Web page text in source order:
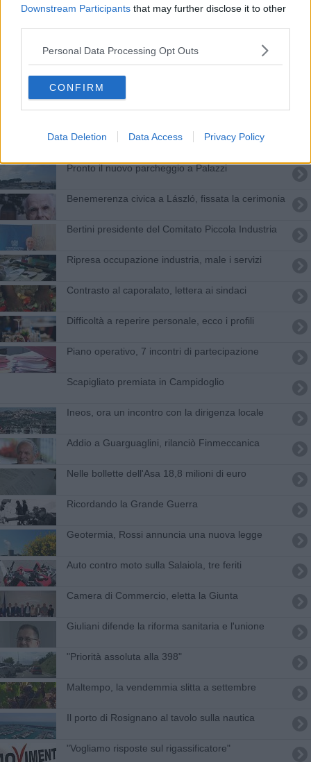
Downstream Participants that may further disclose it to other
Personal Data Processing Opt Outs
CONFIRM
Data Deletion Data Access Privacy Policy
La storia è custodita negli archivi
La Solvay sponsorizzerà il Sei Rose
Una task-force in Europa per la Smith di Saline
Le storie di Inoes e Solvay tra gli esempi toscani
​Pronto il nuovo parcheggio a Palazzi
Benemerenza civica a László, fissata la cerimonia
Bertini presidente del Comitato Piccola Industria
Ripresa occupazione industria, male i servizi
Contrasto al caporalato, lettera ai sindaci
Difficoltà a reperire personale, ecco i profili
Piano operativo, 7 incontri di partecipazione
Scapigliato premiata in Campidoglio
Ineos, ora un incontro con la dirigenza locale
Addio a Guarguaglini, rilanciò Finmeccanica
Nelle bollette dell'Asa 18,8 milioni di euro
Ricordando la Grande Guerra
Geotermia, Rossi annuncia una nuova legge
Auto contro moto sulla Salaiola, tre feriti
Camera di Commercio, eletta la Giunta
Giuliani difende la riforma sanitaria e l'unione
"Priorità assoluta alla 398"
Maltempo, la vendemmia slitta a settembre
Il porto di Rosignano al tavolo sulla nautica
"Vogliamo risposte sul rigassificatore"